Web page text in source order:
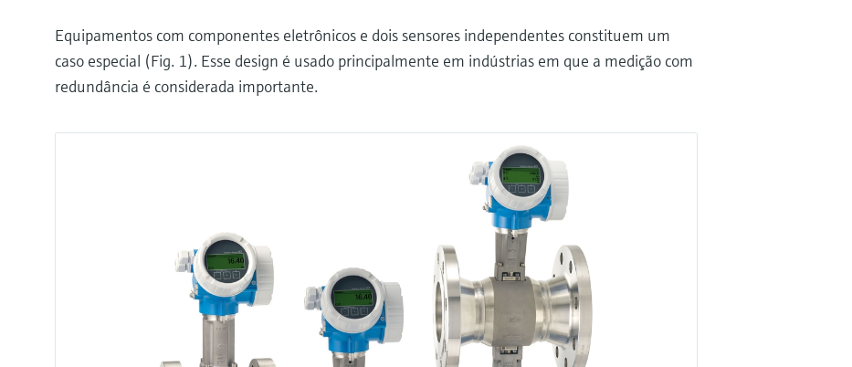
Equipamentos com componentes eletrônicos e dois sensores independentes constituem um
caso especial (Fig. 1). Esse design é usado principalmente em indústrias em que a medição com
redundância é considerada importante.